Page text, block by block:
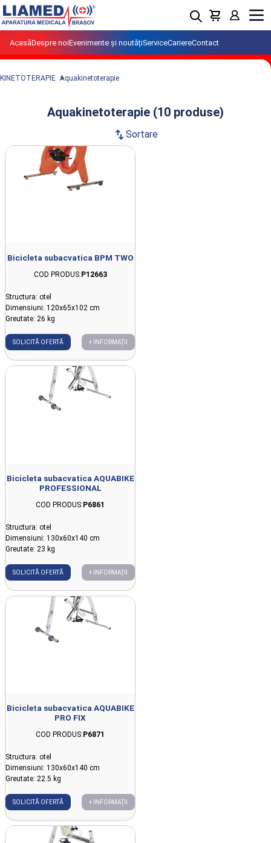
AcasăDespre noiEvenimente și noutățiServiceCariereContact
Menu
KINETOTERAPIE Aquakinetoterapie
Aquakinetoterapie (10 produse)
swap_vertSortare
Produse din clasa Aquakinetoterapie
importate si distribuite de LIAMED.
Bicicleta subacvatica BPM TWO
COD PRODUS: P12663
Structura: otel
Dimensiuni: 120x65x102 cm
Greutate: 26 kg
SOLICITĂ OFERTĂ + INFORMAȚII
Bicicleta subacvatica AQUABIKE
PROFESSIONAL
COD PRODUS:P6861
Structura: otel
Dimensiuni: 130x60x140 cm
Greutate: 23 kg
SOLICITĂ OFERTĂ + INFORMAȚII
Bicicleta subacvatica AQUABIKE
PRO FIX
COD PRODUS: P6871
Structura: otel
Dimensiuni: 130x60x140 cm
Greutate: 22.5 kg
SOLICITĂ OFERTĂ + INFORMAȚII